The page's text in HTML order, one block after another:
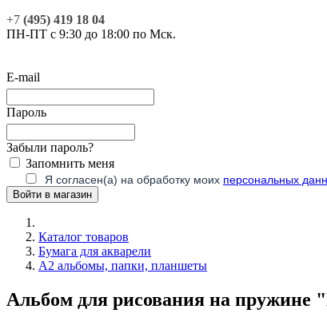
+7 (495) 419 18 04
ПН-ПТ с 9:30 до 18:00 по Мск.
E-mail
Пароль
Забыли пароль?
Запомнить меня
Я согласен(а) на обработку моих персональных
Каталог товаров
Бумага для акварели
А2 альбомы, папки, планшеты
Альбом для рисования на пружине